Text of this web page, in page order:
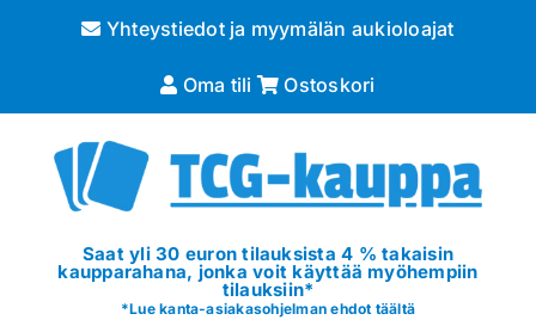
Yhteystiedot ja myymälän aukioloajat
Oma tili Ostoskori
Saat yli 30 euron tilauksista 4 % takaisin
kaupparahana, jonka voit käyttää myöhempiin
tilauksiin*
*Lue kanta-asiakasohjelman ehdot täältä